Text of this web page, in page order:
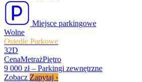
Miejsce parkingowe
Wolne
Osiedle Parkowe
32D
CenaMetrażPiętro
9 000 zł – Parkingi zewnętrzne
Zobacz Zapytaj ›